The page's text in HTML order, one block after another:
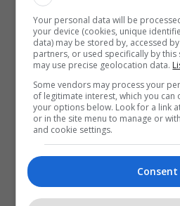
Your personal data will be
your device (cookies, unique
data) may be stored by, accessed
partners, or used specifically by
may use precise geolocation data.
Some vendors may process your
of legitimate interest, which you
your options below. Look for a link
or in the site menu to manage or
and cookie settings.
Consent